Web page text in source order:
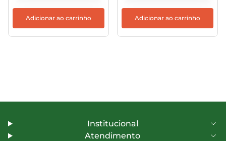
Adicionar ao carrinho Adicionar ao carrinho
Institucional
Atendimento